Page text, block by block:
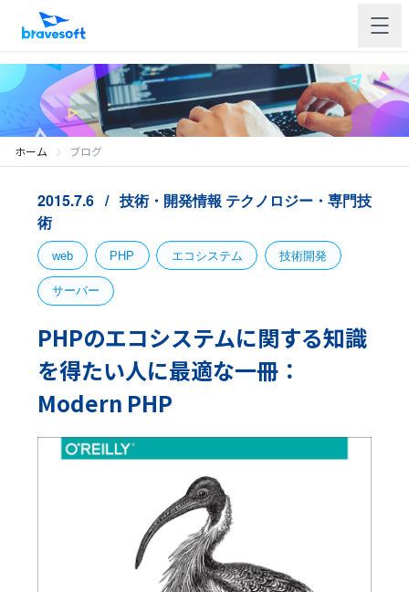
ホーム ブログ
2015.7.6 技術・開発情報 テクノロジー・専門技
術
web PHP エコシステム 技術開発
サーバー
PHPのエコシステムに関する知識
を得たい人に最適な一冊：
Modern PHP